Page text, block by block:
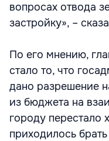
вопросах отвода
застройку», –
По его мнению,
стало то, что
дано разрешение
из бюджета на
городу перестало
приходилось